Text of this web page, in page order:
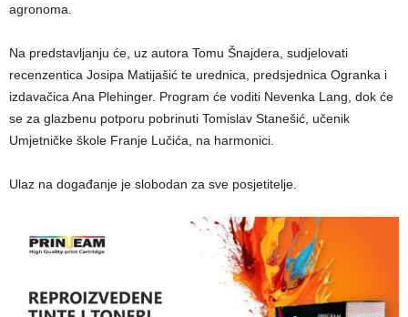
agronoma.
Na predstavljanju će, uz autora Tomu Šnajdera, sudjelovati
recenzentica Josipa Matijašić te urednica, predsjednica Ogranka i
izdavačica Ana Plehinger. Program će voditi Nevenka Lang, dok će
se za glazbenu potporu pobrinuti Tomislav Stanešić, učenik
Umjetničke škole Franje Lučića, na harmonici.
Ulaz na događanje je slobodan za sve posjetitelje.